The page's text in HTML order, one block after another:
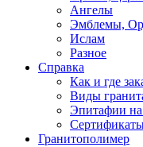
Ангелы
Эмблемы,
Ислам
Разное
Справка
Как и где
Виды
Эпитафии
Сертификаты
Гранитополимер